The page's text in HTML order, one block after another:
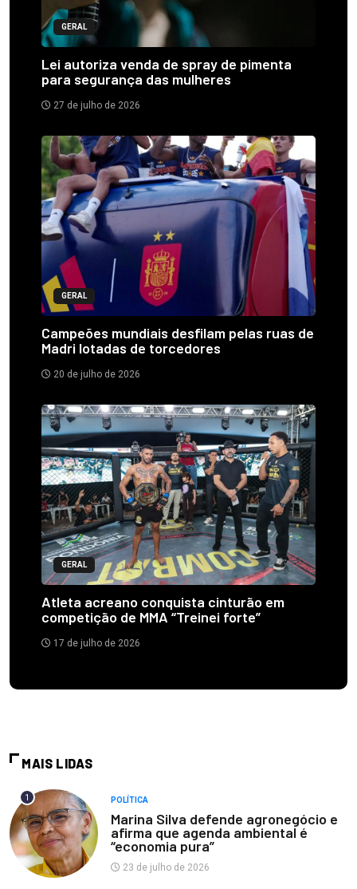
GERAL
Lei autoriza venda de spray de pimenta
para segurança das mulheres
27 de julho de 2026
GERAL
Campeões mundiais desfilam pelas ruas de
Madri lotadas de torcedores
20 de julho de 2026
GERAL
Atleta acreano conquista cinturão em
competição de MMA “Treinei forte”
17 de julho de 2026
MAIS LIDAS
1 POLÍTICA
Marina Silva defende agronegócio e
afirma que agenda ambiental é
“economia pura”
23 de julho de 2026